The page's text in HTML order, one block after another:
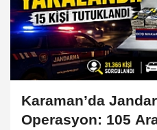
Karaman’da
Operasyon: 105